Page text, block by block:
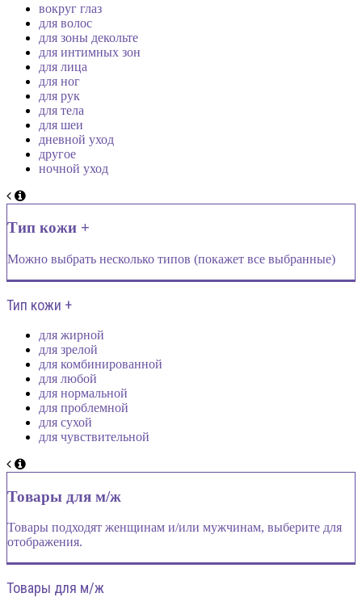
вокруг глаз
для волос
для зоны декольте
для интимных зон
для лица
для ног
для рук
для тела
для шеи
дневной уход
другое
ночной уход
Тип кожи +
Можно выбрать несколько типов (покажет все выбранные)
Тип кожи +
для жирной
для зрелой
для комбинированной
для любой
для нормальной
для проблемной
для сухой
для чувствительной
Товары для м/ж
Товары подходят женщинам и/или мужчинам, выберите для
отображения.
Товары для м/ж